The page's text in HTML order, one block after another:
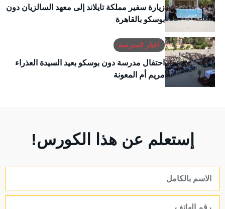
زيارة سفير مملكة تايلاند إلى معهد السالزيان دون
بوسكو بالقاهرة
اخبار المدرسة
احتفال مدرسة دون بوسكو بعيد السيدة العذراء
مريم أم المعونة
إستعلم عن هذا الكورس!